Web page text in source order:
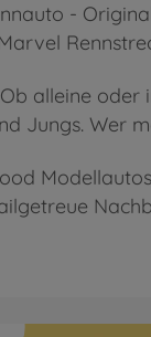
-
alleine
Jungs. Wer